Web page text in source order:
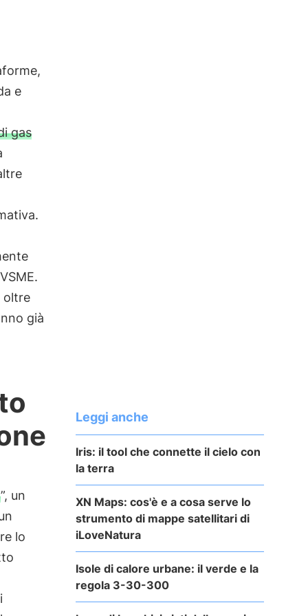
e
gas
oltre
già
”, un
lo
Leggi anche
Iris: il tool che connette il cielo con
la terra
XN Maps: cos'è e a cosa serve lo
strumento di mappe satellitari di
iLoveNatura
Isole di calore urbane: il verde e la
regola 3-30-300